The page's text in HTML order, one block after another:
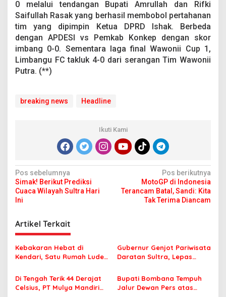
0 melalui tendangan Bupati Amrullah dan Rifki
Saifullah Rasak yang berhasil membobol pertahanan
tim yang dipimpin Ketua DPRD Ishak. Berbeda
dengan APDESI vs Pemkab Konkep dengan skor
imbang 0-0. Sementara laga final Wawonii Cup 1,
Limbangu FC takluk 4-0 dari serangan Tim Wawonii
Putra. (**)
breaking news Headline
Ikuti Kami
N
a
v
i
g
a
s
i
p
Pos sebelumnya
Simak! Berikut Prediksi
Cuaca Wilayah Sultra Hari
Ini
Pos berikutnya
MotoGP di Indonesia
Terancam Batal, Sandi: Kita
Tak Terima Diancam
Artikel Terkait
Kebakaran Hebat di
Kendari, Satu Rumah Ludes
Gubernur Genjot Pariwisata
Daratan Sultra, Lepas
Tiga Kabupaten Unggulan
Di Tengah Terik 44 Derajat
Celsius, PT Mulya Mandiri
Bupati Bombana Tempuh
Jalur Dewan Pers atas